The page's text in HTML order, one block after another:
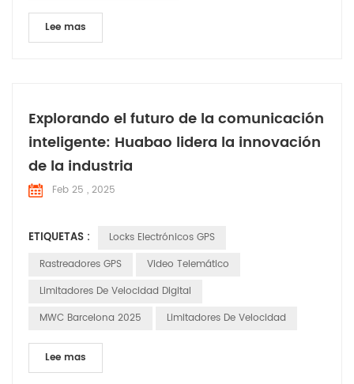
Lee mas
Explorando el futuro de la comunicación
inteligente: Huabao lidera la innovación
de la industria
Feb 25 , 2025
ETIQUETAS :
Locks Electrónicos GPS
Rastreadores GPS
Video Telemático
Limitadores De Velocidad Digital
MWC Barcelona 2025
Limitadores De Velocidad
Lee mas